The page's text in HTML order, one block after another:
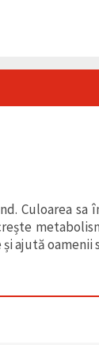
Culoarea sa
ajută oamenii